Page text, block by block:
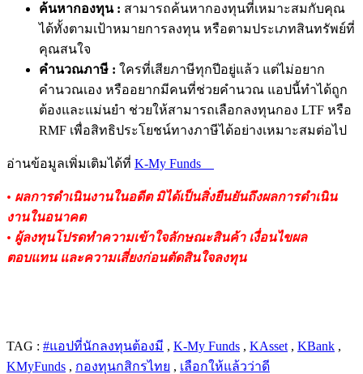
ค้นหากองทุน: สามารถค้นหากองทุนที่เหมาะสมกับคุณ
ได้ทั้งตามเป้าหมายการลงทุน หรือตามประเภทสินทรัพย์ที่
คุณสนใจ
คำนวณภาษี : ใครที่เสียภาษีทุกปีอยู่แล้ว แต่ไม่อยาก
คำนวณเอง หรืออยากมีคนที่ช่วยคำนวณ แอปนี้ทำได้ถูก
ต้องและแม่นยำ ช่วยให้สามารถเลือกลงทุนกอง LTF หรือ
RMF เพื่อสิทธิประโยชน์ทางภาษีได้อย่างเหมาะสมต่อไป
อ่านข้อมูลเพิ่มเติมได้ที่ K-My Funds
• ผลการดำเนินงานในอดีต มิได้เป็นสิ่งยืนยันถึงผลการดำเนิน
งานในอนาคต
• ผู้ลงทุนโปรดทำความเข้าใจลักษณะสินค้า เงื่อนไขผล
ตอบแทน และความเสี่ยงก่อนตัดสินใจลงทุน
TAG : #แอปที่นักลงทุนต้องมี , K-My Funds , KAsset , KBank ,
KMyFunds , กองทุนกสิกรไทย , เลือกให้แล้วว่าดี